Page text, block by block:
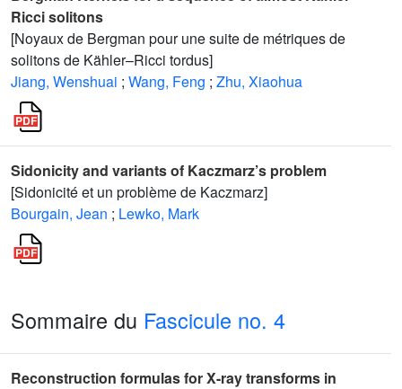
Ricci solitons
[Noyaux de Bergman pour une suite de métriques de
solitons de Kähler–Ricci tordus]
Jiang, Wenshuai ; Wang, Feng ; Zhu, Xiaohua
Sidonicity and variants of Kaczmarz’s problem
[Sidonicité et un problème de Kaczmarz]
Bourgain, Jean ; Lewko, Mark
Sommaire du Fascicule no. 4
Reconstruction formulas for X-ray transforms in